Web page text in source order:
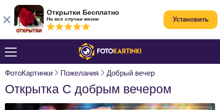
ФотоКартинки Пожелания Добрый вечер
Открытка С добрым вечером
Открытки Бесплатно
На все случаи жизни Установить